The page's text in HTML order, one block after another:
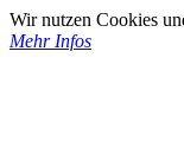
Wir nutzen Cookies
Mehr Infos